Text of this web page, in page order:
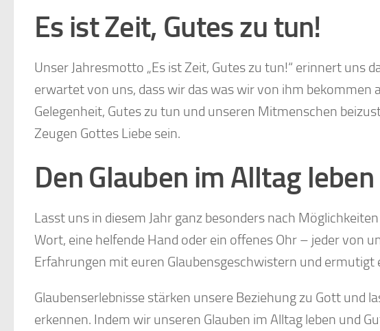
Es ist Zeit, Gutes zu tun!
Unser Jahresmotto „Es ist Zeit, Gutes zu tun!“ erinnert uns
erwartet von uns, dass wir das was wir von ihm bekommen
Gelegenheit, Gutes zu tun und unseren Mitmenschen
Zeugen Gottes Liebe sein.
Den Glauben im Alltag leben
Lasst uns in diesem Jahr ganz besonders nach
Wort, eine helfende Hand oder ein offenes Ohr – jeder von
Erfahrungen mit euren Glaubensgeschwistern und ermutigt
Glaubenserlebnisse stärken unsere Beziehung zu Gott und
erkennen. Indem wir unseren Glauben im Alltag leben und